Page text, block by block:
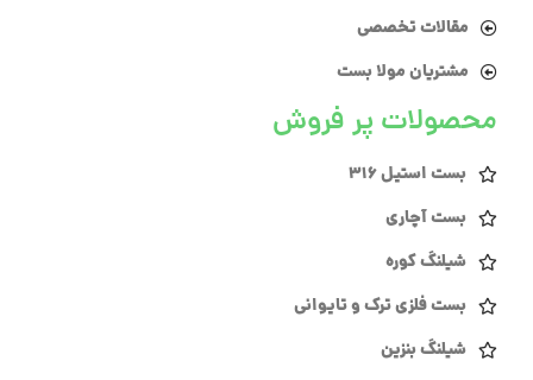
مقالات تخصصی
مشتریان مولا بست
محصولات پر فروش
بست استیل 316
بست آچاری
شیلنگ کوره
بست فلزی ترک و تایوانی
شیلنگ بنزین